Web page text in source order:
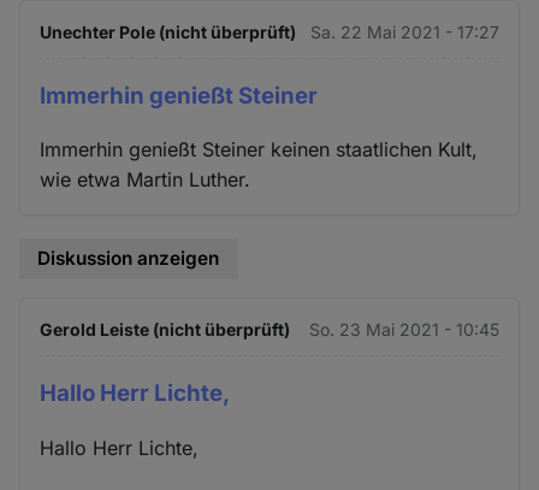
Unechter Pole (nicht überprüft) Sa. 22 Mai 2021 - 17:27
Immerhin genießt Steiner
Immerhin genießt Steiner keinen staatlichen Kult,
wie etwa Martin Luther.
Diskussion anzeigen
Gerold Leiste (nicht überprüft) So. 23 Mai 2021 - 10:45
Hallo Herr Lichte,
Hallo Herr Lichte,